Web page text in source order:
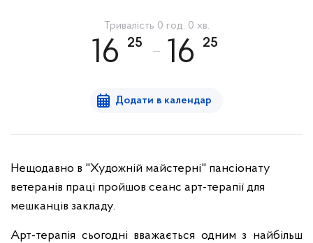
Тривалість 0 год. 0 хв.
16 25 16 25
Додати в календар
Нещодавно в "Художній майстерні" пансіонату
ветеранів праці пройшов сеанс арт-терапії для
мешканців закладу.
Арт-терапія сьогодні вважається одним з найбільш